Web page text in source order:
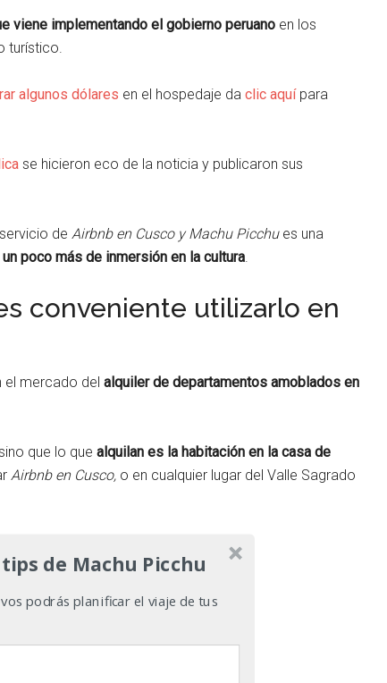
viene implementando el gobierno peruano en los
turístico.
algunos dólares en el hospedaje da clic aquípara
se hicieron eco de la noticia y publicaron sus
de Airbnb en Cusco y Machu Picchues una
poco más de inmersión en la cultura.
conveniente utilizarlo en
el mercado del alquiler de departamentos amoblados en
que lo que alquilan es la habitación en la casa de
Airbnb en Cusco, o en cualquier lugar del Valle Sagrado
de Machu Picchu
podrás planificar el viaje de tus